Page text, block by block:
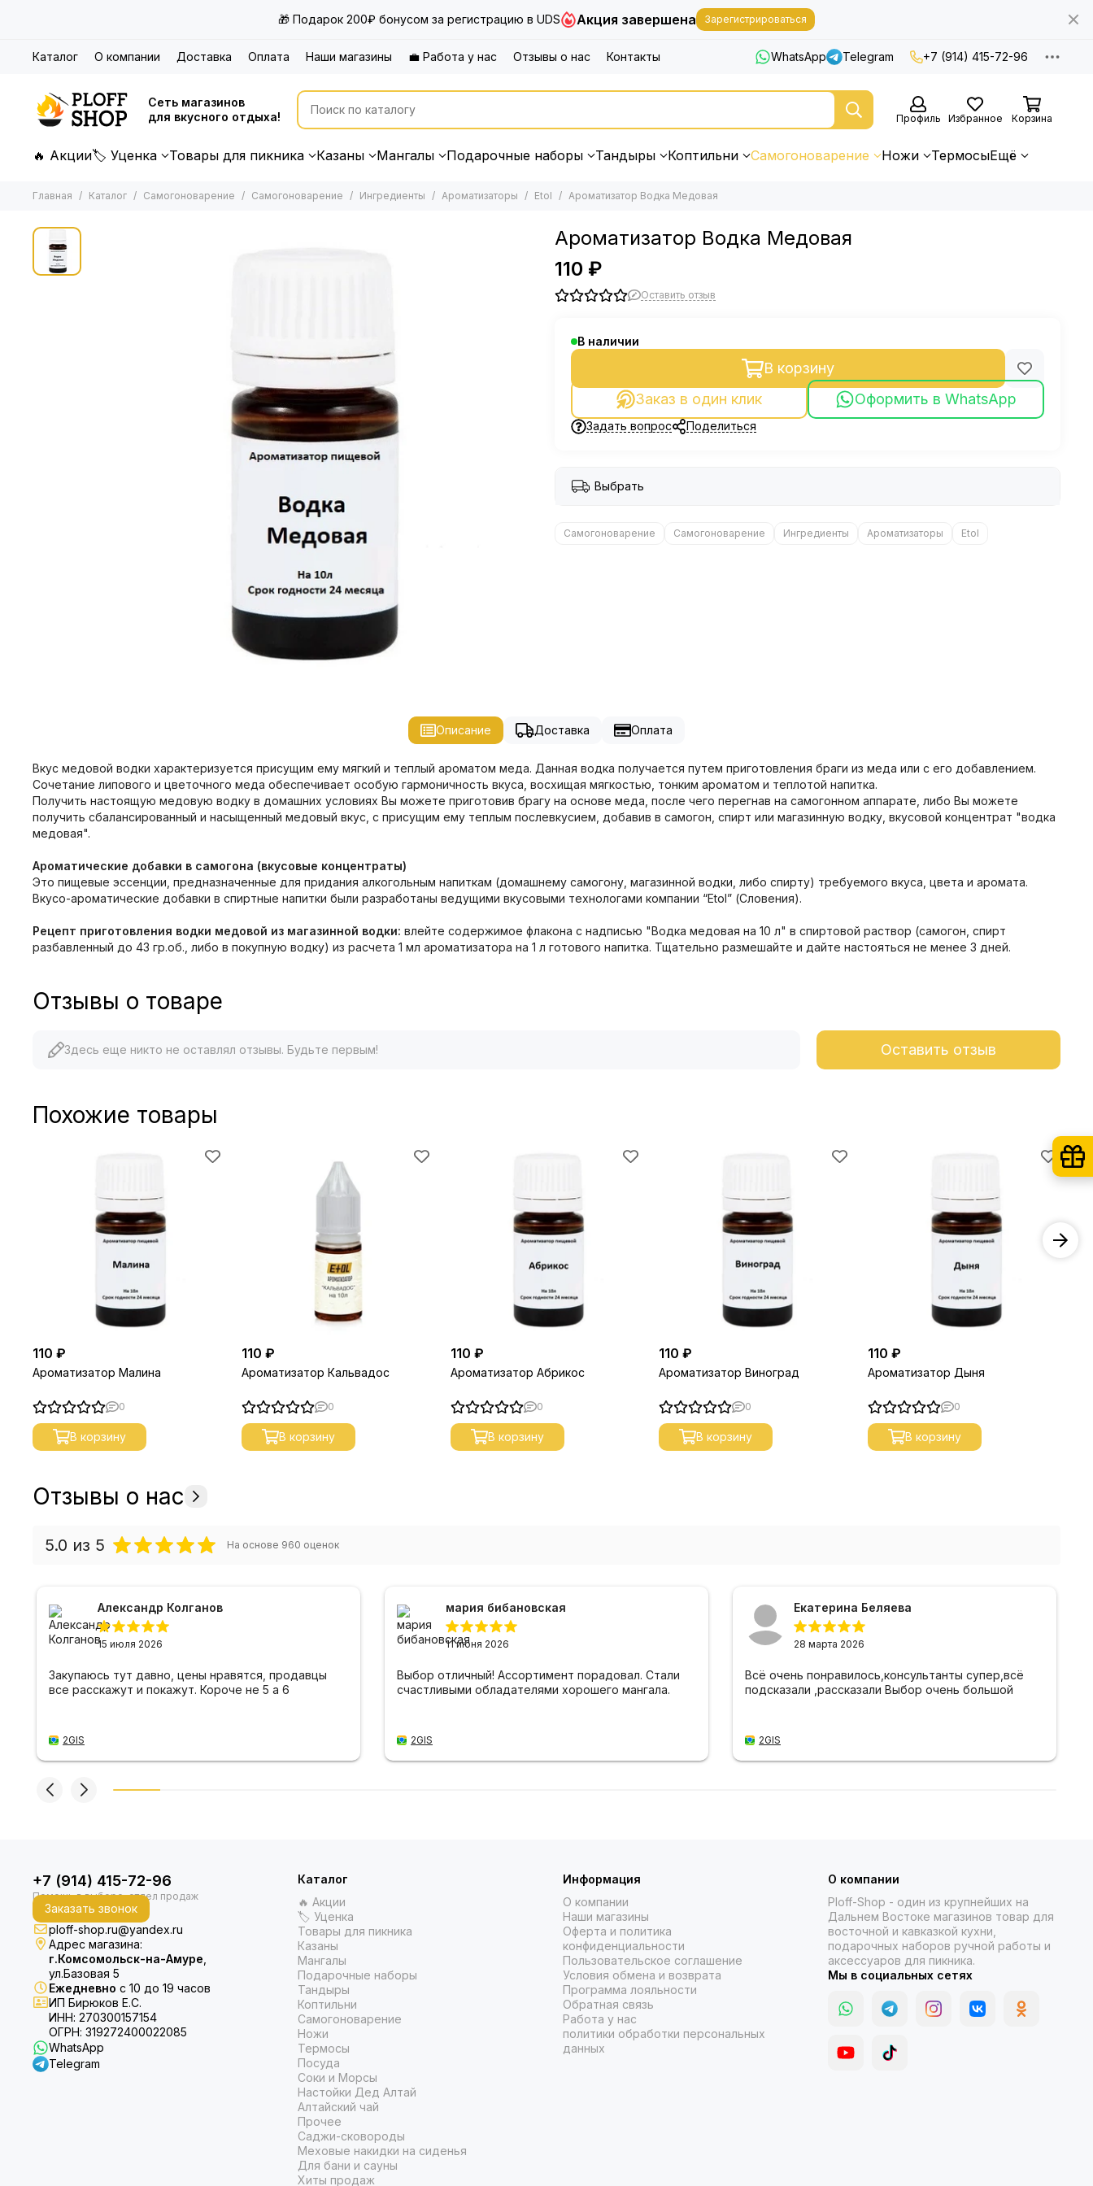
🎁 Подарок 200₽ бонусом за регистрацию в UDS Акция завершена Зарегистрироваться
Каталог О компании Доставка Оплата Наши магазины 💼 Работа у нас Отзывы о нас Контакты WhatsApp Telegram +7 (914) 415-72-96
Сеть магазинов
для вкусного отдыха!
Профиль Избранное Корзина
🔥 Акции🏷 Уценка Товары для пикника Казаны Мангалы Подарочные наборы Тандыры Коптильни Самогоноварение Ножи ТермосыЕщё
Главная Каталог Самогоноварение Самогоноварение Ингредиенты Ароматизаторы Etol Ароматизатор Водка Медовая
Ароматизатор Водка Медовая
110 ₽
Оставить отзыв
В наличии
В корзину
Заказ в один клик
Оформить в WhatsApp
Задать вопрос Поделиться
Выбрать
Самогоноварение Самогоноварение Ингредиенты Ароматизаторы Etol
Описание Доставка Оплата
Вкус медовой водки характеризуется присущим ему мягкий и теплый ароматом меда. Данная водка получается путем приготовления браги из меда или с его добавлением.
Сочетание липового и цветочного меда обеспечивает особую гармоничность вкуса, восхищая мягкостью, тонким ароматом и теплотой напитка.
Получить настоящую медовую водку в домашних условиях Вы можете приготовив брагу на основе меда, после чего перегнав на самогонном аппарате, либо Вы можете
получить сбалансированный и насыщенный медовый вкус, с присущим ему теплым послевкусием, добавив в самогон, спирт или магазинную водку, вкусовой концентрат "водка
медовая".
Ароматические добавки в самогона (вкусовые концентраты)
Это пищевые эссенции, предназначенные для придания алкогольным напиткам (домашнему самогону, магазинной водки, либо спирту) требуемого вкуса, цвета и аромата.
Вкусо-ароматические добавки в спиртные напитки были разработаны ведущими вкусовыми технологами компании “Etol” (Словения).
Рецепт приготовления водки медовой из магазинной водки: влейте содержимое флакона с надписью "Водка медовая на 10 л" в спиртовой раствор (самогон, спирт
разбавленный до 43 гр.об., либо в покупную водку) из расчета 1 мл ароматизатора на 1 л готового напитка. Тщательно размешайте и дайте настояться не менее 3 дней.
Отзывы о товаре
Здесь еще никто не оставлял отзывы. Будьте первым! Оставить отзыв
Похожие товары
110 ₽
Ароматизатор Малина
0
В корзину
110 ₽
Ароматизатор Кальвадос
0
В корзину
110 ₽
Ароматизатор Абрикос
0
В корзину
110 ₽
Ароматизатор Виноград
0
В корзину
110 ₽
Ароматизатор Дыня
0
В корзину
Отзывы о нас
5.0 из 5 На основе 960 оценок
Александр Колганов
15 июля 2026
Закупаюсь тут давно, цены нравятся, продавцы
все расскажут и покажут. Короче не 5 а 6
2GIS
мария бибановская
11 июня 2026
Выбор отличный! Ассортимент порадовал. Стали
счастливыми обладателями хорошего мангала.
2GIS
Екатерина Беляева
28 марта 2026
Всё очень понравилось,консультанты супер,всё
подсказали ,рассказали Выбор очень большой
2GIS
+7 (914) 415-72-96
Заказать звонок
ploff-shop.ru@yandex.ru
Адрес магазина:
г.Комсомольск-на-Амуре
ул.Базовая 5
Ежедневно с 10 до 19 часов
ИП Бирюков Е.С.
ИНН: 270300157154
ОГРН: 319272400022085
WhatsApp
Telegram
Каталог
🔥 Акции
🏷 Уценка
Товары для пикника
Казаны
Мангалы
Подарочные наборы
Тандыры
Коптильни
Самогоноварение
Ножи
Термосы
Посуда
Соки и Морсы
Настойки Дед Алтай
Алтайский чай
Прочее
Саджи-сковороды
Меховые накидки на сиденья
Для бани и сауны
Хиты продаж
Информация
О компании
Наши магазины
Оферта и политика
конфиденциальности
Пользовательское соглашение
Условия обмена и возврата
Программа лояльности
Обратная связь
Работа у нас
политики обработки персональных
данных
О компании
Ploff-Shop - один из крупнейших на
Дальнем Востоке магазинов товар для
восточной и кавказкой кухни,
подарочных наборов ручной работы и
аксессуаров для пикника.
Мы в социальных сетях